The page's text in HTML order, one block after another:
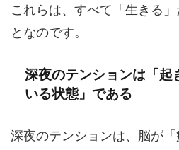
これらは、すべて「生きる
となのです。
深夜のテンションは「起
いる状態」である
深夜のテンションは、脳が